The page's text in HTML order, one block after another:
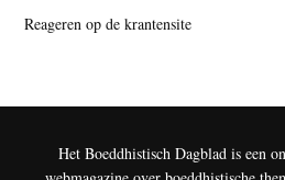
Reageren op de krantensite
Het Boeddhistisch Dagblad is een